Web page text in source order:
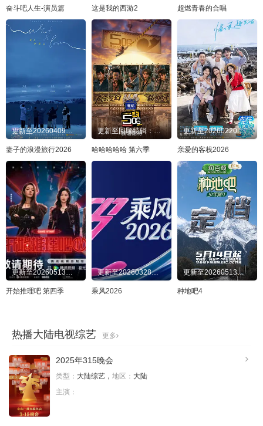
奋斗吧人生-演员篇 这是我的西游2 超燃青春的合唱
更新至20260409第1期
妻子的浪漫旅行2026
更新至回顾特辑：邓超面部飞镖发射戏太多
哈哈哈哈哈 第六季
更新至20260220超前营业
亲爱的客栈2026
更新至20260513场面特辑第3期
开始推理吧 第四季
更新至20260328乘风亲友连麦大会第2期
乘风2026
更新至20260513序篇
种地吧4
热播大陆电视综艺 更多
2025年315晚会
类型： 大陆综艺， 地区： 大陆
主演：